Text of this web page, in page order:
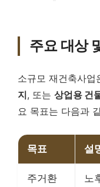
주요 대상
소규모 재건축사업
지, 또는 상업용 건
요 목표는 다음과
목표 설
주거환
노